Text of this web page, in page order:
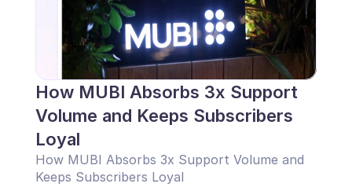
How MUBI Absorbs 3x Support
Volume and Keeps Subscribers
Loyal
How MUBI Absorbs 3x Support Volume and
Keeps Subscribers Loyal